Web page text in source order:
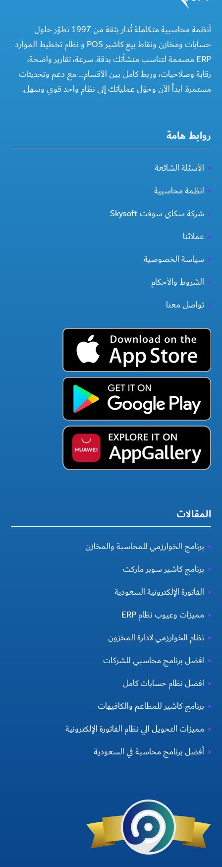
أنظمة محاسبية متكاملة تُدار بثقة من 1997 نطوّر حلول
حسابات ومخازن ونقاط بيع كاشير POS و نظام تخطيط الموارد
ERP مصممة لتناسب منشأتك بدقة. سرعة، تقارير واضحة،
رقابة وصلاحيات، وربط كامل بين الأقسام… مع دعم وتحديثات
مستمرة. ابدأ الآن وحوّل عملياتك إلى نظام واحد قوي وسهل.
روابط هامة
الأسئلة الشائعة
انظمة محاسبية
شركة سكاي سوفت Skysoft
عملائنا
سياسة الخصوصية
الشروط والأحكام
تواصل معنا
المقالات
برنامج الخوارزمي للمحاسبة والمخازن
برنامج كاشير سوبر ماركت
الفاتورة الإلكترونية السعودية
مميزات وعيوب نظام ERP
نظام الخوارزمي لادارة المخزون
افضل برنامج محاسبي للشركات
افضل نظام حسابات كامل
برنامج كاشير للمطاعم والكافيهات
مميزات التحويل الي نظام الفاتورة الإلكترونية
أفضل برنامج محاسبة في السعودية